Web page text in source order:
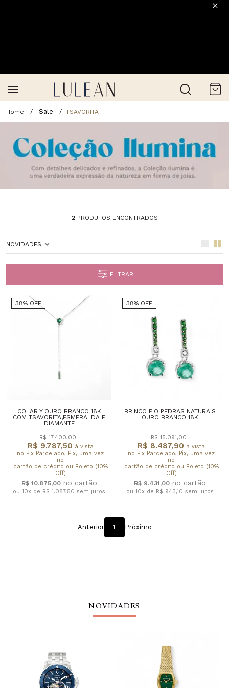
Sale TSAVORITA
2PRODUTOS ENCONTRADOS
NOVIDADES
FILTRAR
38% OFF
COLAR Y OURO BRANCO 18K
COM TSAVORITA,ESMERALDA E
DIAMANTE
R$ 9.787,50 à vista
no Pix Parcelado, Pix, uma vez
no
cartão de crédito ou Boleto (10%
Off)
R$ 17.400,00
R$ 10.875,00
ou 10x de R$ 1.087,50 sem juros
38% OFF
BRINCO FIO PEDRAS NATURAIS
OURO BRANCO 18K
R$ 8.487,90 à vista
no Pix Parcelado, Pix, uma vez
no
cartão de crédito ou Boleto (10%
Off)
R$ 15.091,00
R$ 9.431,00
ou 10x de R$ 943,10 sem juros
Anterior 1 Próximo
NOVIDADES